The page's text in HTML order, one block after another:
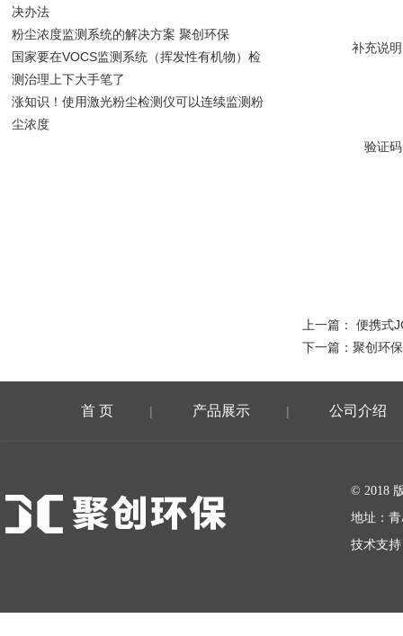
补充说
验证
上一篇： 便携式
下一篇： 聚创环
决办法
粉尘浓度监测系统的解决方案 聚创环保
国家要在VOCS监测系统（挥发性有机物）检
测治理上下大手笔了
涨知识！使用激光粉尘检测仪可以连续监测粉
尘浓度
首 页 | 产品展示 | 公司介绍
© 2018
地址：
技术支